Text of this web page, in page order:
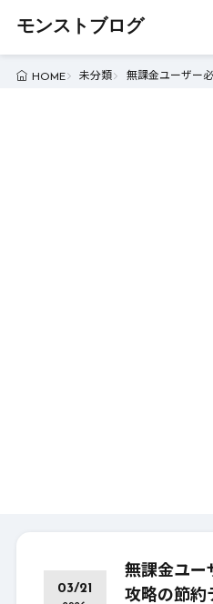
モンストブログ
HOME 未分類 無課金ユーザー
03/21
無課金ユー
攻略の節約